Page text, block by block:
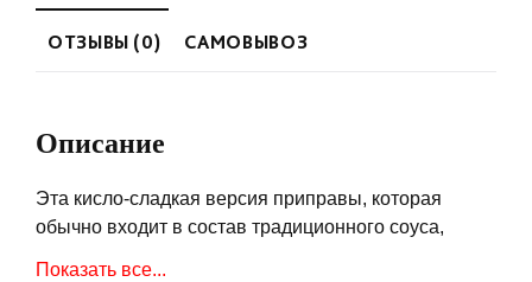
ОТЗЫВЫ (0) САМОВЫВОЗ
Описание
Эта кисло-сладкая версия приправы, которая
обычно входит в состав традиционного соуса,
Показать все...